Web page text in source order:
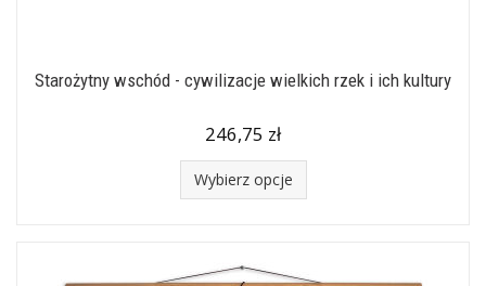
Starożytny wschód - cywilizacje wielkich rzek i ich kultury
246,75 zł
Wybierz opcje